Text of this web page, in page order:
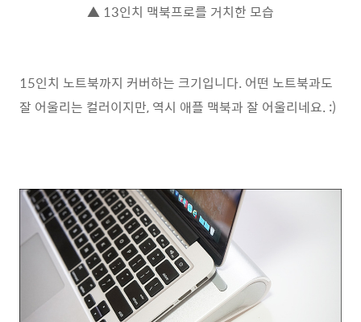
▲ 13인치 맥북프로를 거치한 모습
15인치 노트북까지 커버하는 크기입니다. 어떤 노트북과도
잘 어울리는 컬러이지만, 역시 애플 맥북과 잘 어울리네요. :)